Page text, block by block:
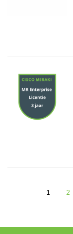
1 2